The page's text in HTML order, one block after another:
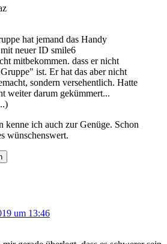
hat jemand das Handy
neuer ID smile6
mitbekommen. dass er nicht
ist. Er hat das aber nicht
sondern versehentlich. Hatte
weiter darum gekümmert...
kenne ich auch zur Genüge. Schon
wünschenswert.
um 13:46